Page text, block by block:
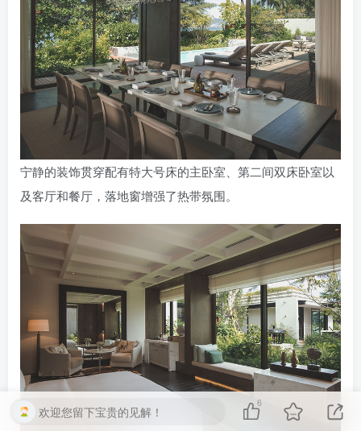
宁静的装饰贯穿配有特大号床的主卧室、第二间双床卧室以
及客厅和餐厅，落地窗增强了热带氛围。
欢迎您留下宝贵的见解！
6